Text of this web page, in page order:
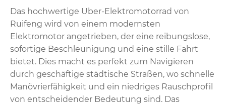
Das hochwertige Uber-Elektromotorrad von
Ruifeng wird von einem modernsten
Elektromotor angetrieben, der eine reibungslose,
sofortige Beschleunigung und eine stille Fahrt
bietet. Dies macht es perfekt zum Navigieren
durch geschäftige städtische Straßen, wo schnelle
Manövrierfähigkeit und ein niedriges Rauschprofil
von entscheidender Bedeutung sind. Das